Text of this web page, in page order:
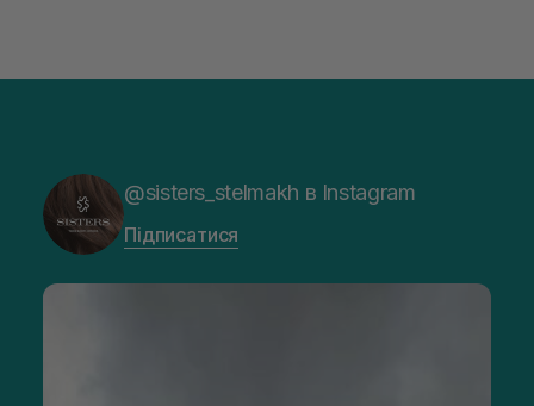
@sisters_stelmakh в Instagram
Підписатися